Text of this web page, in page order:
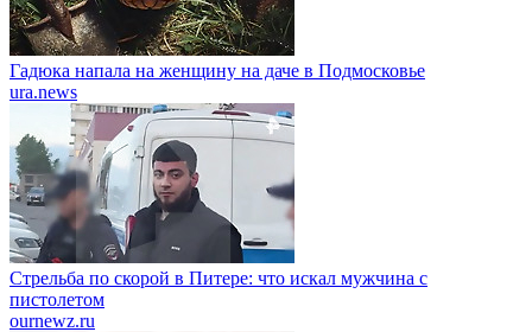
Гадюка напала на женщину на даче в Подмосковье
ura.news
Стрельба по скорой в Питере: что искал мужчина с
пистолетом
ournewz.ru